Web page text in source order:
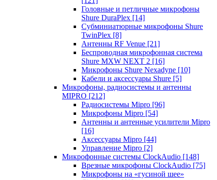
Головные и петличные микрофоны
Shure DuraPlex [14]
Субминиатюрные микрофоны Shure
TwinPlex [8]
Антенны RF Venue [21]
Беспроводная микрофонная система
Shure MXW NEXT 2 [16]
Микрофоны Shure Nexadyne [10]
Кабели и аксессуары Shure [5]
Микрофоны, радиосистемы и антенны
MIPRO [212]
Радиосистемы Mipro [96]
Микрофоны Mipro [54]
Антенны и антенные усилители Mipro
[16]
Аксессуары Mipro [44]
Управление Mipro [2]
Микрофонные системы ClockAudio [148]
Врезные микрофоны ClockAudio [75]
Микрофоны на «гусиной шее»